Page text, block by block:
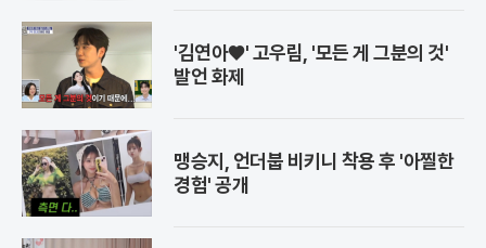
'김연아♥' 고우림, '모든 게 그분의 것'
발언 화제
맹승지, 언더붑 비키니 착용 후 '아찔한
경험' 공개